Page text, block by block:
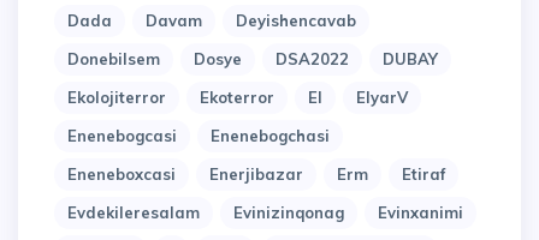
Dada
Davam
Deyishencavab
Donebilsem
Dosye DSA2022
DUBAY
Ekolojiterror
Ekoterror El
ElyarV
Enenebogcasi
Enenebogchasi
Eneneboxcasi
Enerjibazar Erm
Etiraf
Evdekileresalam
Evinizinqonag
Evinxanimi